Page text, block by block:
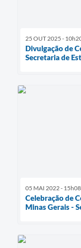
25 OUT 2025 -
Divulgação de
Secretaria de
05 MAI 2022 - 15h08
Celebração de
Minas Gerais -